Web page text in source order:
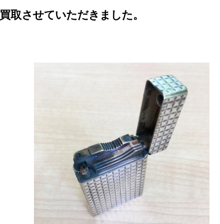
取させていただきました。